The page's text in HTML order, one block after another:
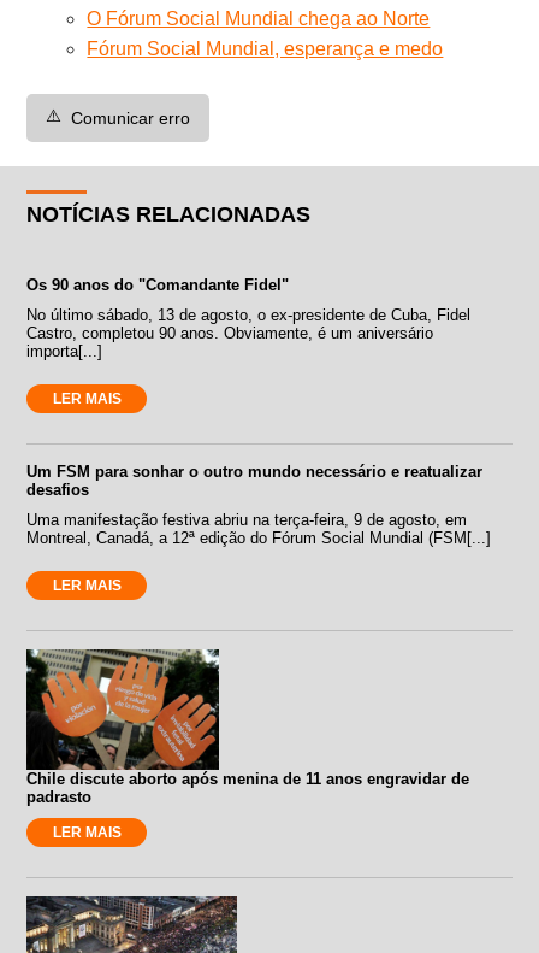
O Fórum Social Mundial chega ao Norte
Fórum Social Mundial, esperança e medo
⚠️ Comunicar erro
NOTÍCIAS RELACIONADAS
Os 90 anos do "Comandante Fidel"
No último sábado, 13 de agosto, o ex-presidente de Cuba, Fidel
Castro, completou 90 anos. Obviamente, é um aniversário
importa[...]
LER MAIS
Um FSM para sonhar o outro mundo necessário e reatualizar
desafios
Uma manifestação festiva abriu na terça-feira, 9 de agosto, em
Montreal, Canadá, a 12ª edição do Fórum Social Mundial (FSM[...]
LER MAIS
Chile discute aborto após menina de 11 anos engravidar de
padrasto
LER MAIS